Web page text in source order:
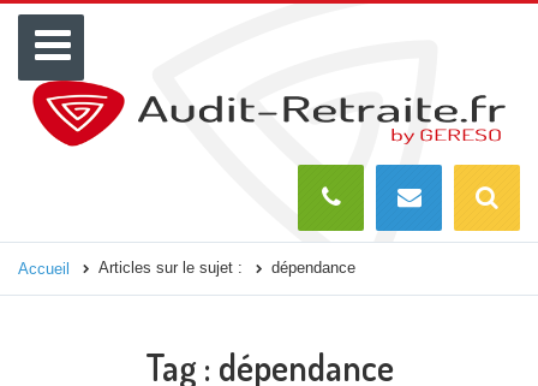
Menu
Accueil Articles sur le sujet : dépendance
Tag : dépendance